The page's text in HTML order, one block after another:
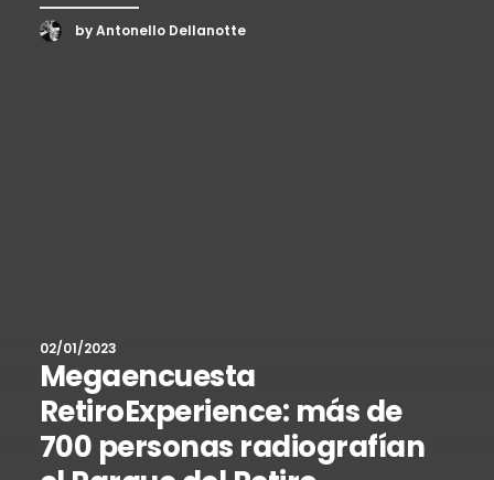
by Antonello Dellanotte
02/01/2023
Megaencuesta
RetiroExperience: más de
700 personas radiografían